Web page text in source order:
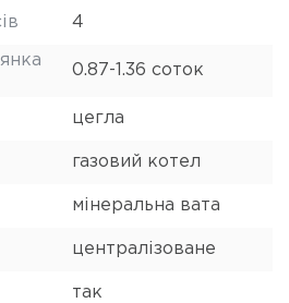
4
0.87-1.36 соток
цегла
газовий котел
мінеральна вата
централізоване
так